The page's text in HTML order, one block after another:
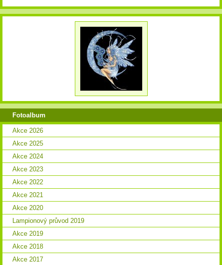
Fotoalbum
Akce 2026
Akce 2025
Akce 2024
Akce 2023
Akce 2022
Akce 2021
Akce 2020
Lampionový průvod 2019
Akce 2019
Akce 2018
Akce 2017